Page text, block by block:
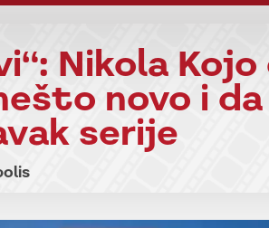
Nikola
novo i
serije